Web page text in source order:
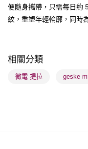
順豐自助櫃 - 確認發貨後
每筆HK$65.00，滿
每筆HK$65.00，滿
確認發貨後1-3 工作天送
(香港門市) 只顯示可選門
便隨身攜帶，只需每日約
紋，重塑年輕輪廓，同時
相關分類
微電 提拉 geske